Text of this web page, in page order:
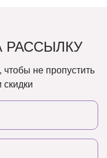
РАССЫЛКУ
не пропустить
скидки